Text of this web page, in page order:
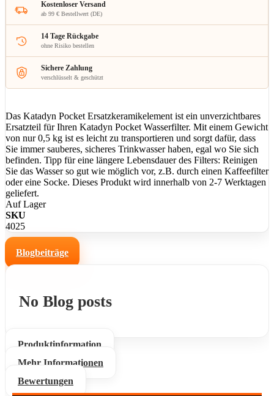
Kostenloser Versand
ab 99 € Bestellwert (DE)
14 Tage Rückgabe
ohne Risiko bestellen
Sichere Zahlung
verschlüsselt & geschützt
Das Katadyn Pocket Ersatzkeramikelement ist ein unverzichtbares
Ersatzteil für Ihren Katadyn Pocket Wasserfilter. Mit einem Gewicht
von nur 0,5 kg ist es leicht zu transportieren und sorgt dafür, dass
Sie immer sauberes, sicheres Trinkwasser haben, egal wo Sie sich
befinden. Tipp für eine längere Lebensdauer des Filters: Reinigen
Sie das Wasser so gut wie möglich vor, z.B. durch einen Kaffeefilter
oder eine Socke. Dieses Produkt wird innerhalb von 2-7 Werktagen
geliefert.
Auf Lager
SKU
4025
Blogbeiträge
No Blog posts
Produktinformation
Mehr Informationen
Bewertungen